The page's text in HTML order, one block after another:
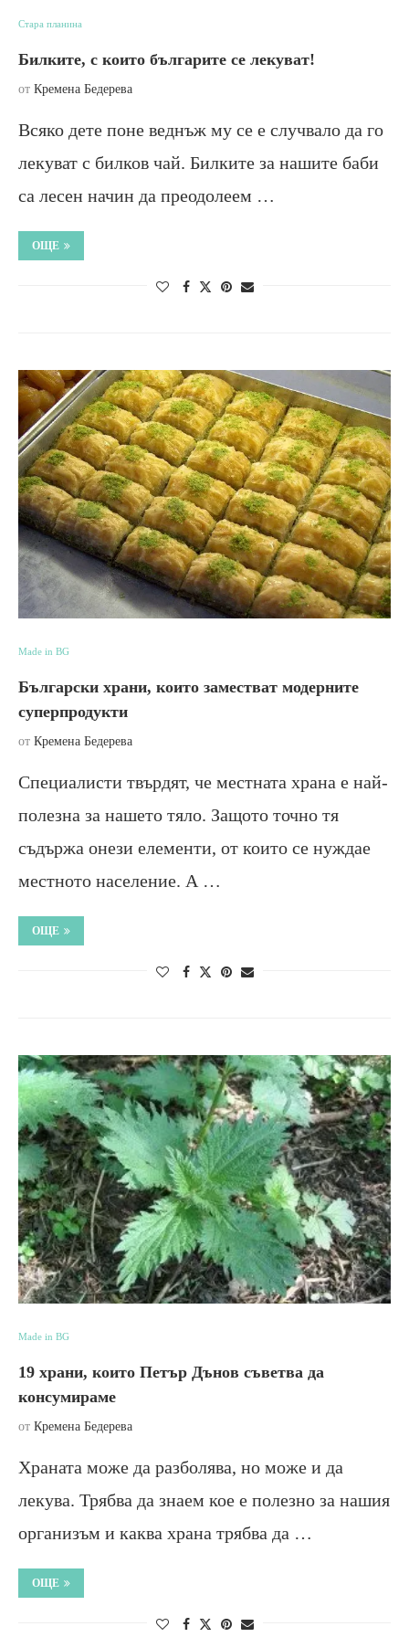
Стара планина
Билките, с които българите се лекуват!
от Кремена Бедерева
Всяко дете поне веднъж му се е случвало да го
лекуват с билков чай. Билките за нашите баби
са лесен начин да преодолеем …
ОЩЕ
Made in BG
Български храни, които заместват модерните
суперпродукти
от Кремена Бедерева
Специалисти твърдят, че местната храна е най-
полезна за нашето тяло. Защото точно тя
съдържа онези елементи, от които се нуждае
местното население. А …
ОЩЕ
Made in BG
19 храни, които Петър Дънов съветва да
консумираме
от Кремена Бедерева
Храната може да разболява, но може и да
лекува. Трябва да знаем кое е полезно за нашия
организъм и каква храна трябва да …
ОЩЕ